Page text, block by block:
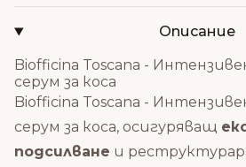
Описание
Biofficina Toscana -
серум за коса
Biofficina Toscana -
серум за коса, осигуряващ
подсилване и